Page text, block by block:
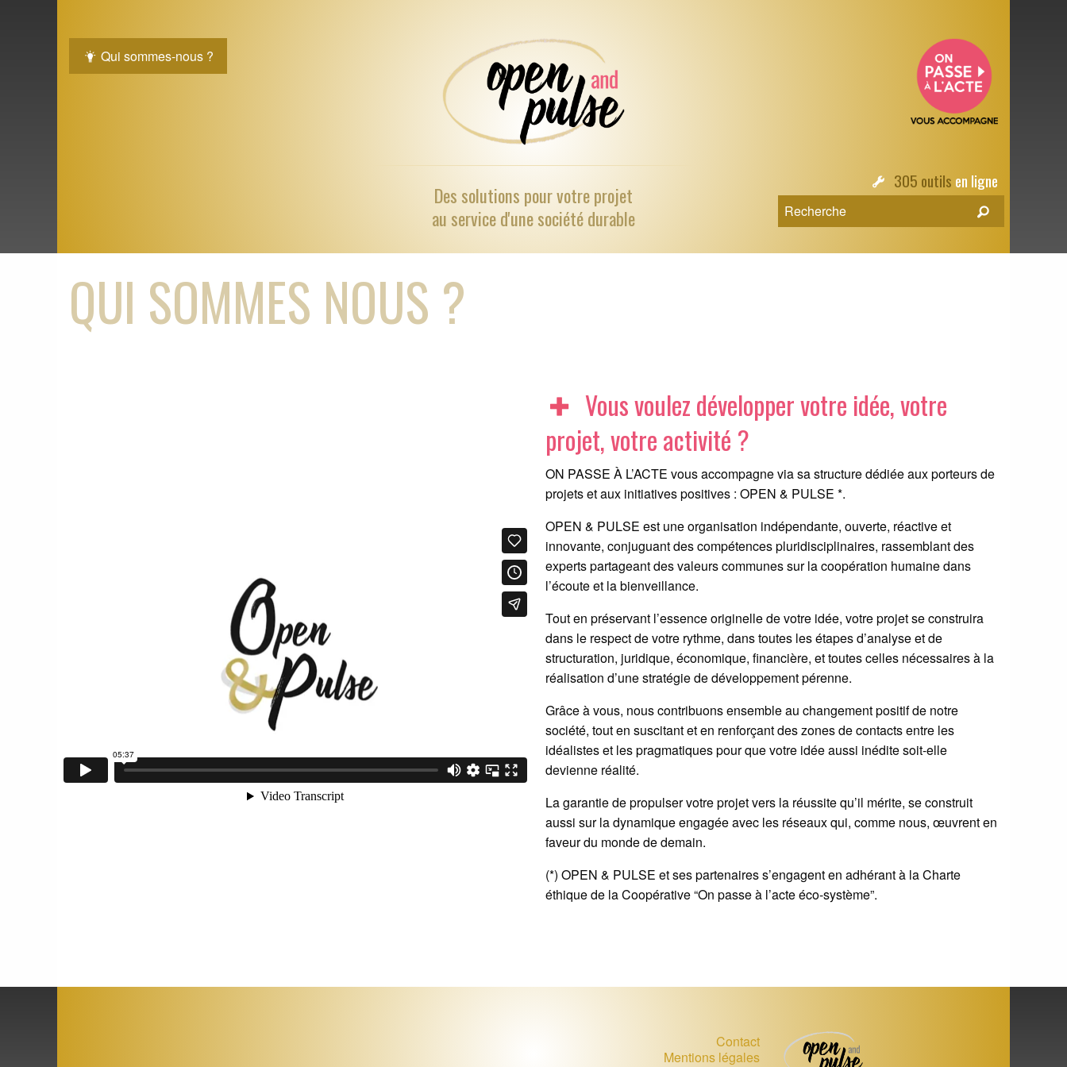
Qui sommes-nous ?
Des solutions pourvotre projet
au service d'une société durable
305 outils en ligne
QUI SOMMES NOUS ?
Vous voulez développer votre idée, votre
projet, votre activité ?
ON PASSE À L’ACTE vous accompagne via sa structure dédiée aux porteurs de
projets et aux initiatives positives : OPEN & PULSE *.
OPEN & PULSE est une organisation indépendante, ouverte, réactive et
innovante, conjuguant des compétences pluridisciplinaires, rassemblant des
experts partageant des valeurs communes sur la coopération humaine dans
l’écoute et la bienveillance.
Tout en préservant l’essence originelle de votre idée, votre projet se construira
dans le respect de votre rythme, dans toutes les étapes d’analyse et de
structuration, juridique, économique, financière, et toutes celles nécessaires à la
réalisation d’une stratégie de développement pérenne.
Grâce à vous, nous contribuons ensemble au changement positif de notre
société, tout en suscitant et en renforçant des zones de contacts entre les
idéalistes et les pragmatiques pour que votre idée aussi inédite soit-elle
devienne réalité.
La garantie de propulser votre projet vers la réussite qu’il mérite, se construit
aussi sur la dynamique engagée avec les réseaux qui, comme nous, œuvrent en
faveur du monde de demain.
(*) OPEN & PULSE et ses partenaires s’engagent en adhérant à la Charte
éthique de la Coopérative “On passe à l’acte éco-système”.
Contact
Mentions légales